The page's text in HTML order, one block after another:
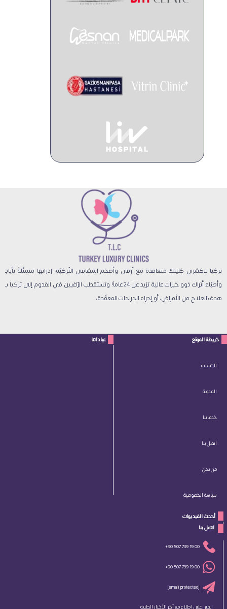
تركيا لاكشري كلينك متعاقدة مع أرقى وأضخم المشافي التّركيّة، إدراتها متمثّلةً بأيادٍ
وأطبّاء أتراك ذوو خبرات عالية تزيد عن 24 عاماً! وتستقطب الرّاغبين في القدوم إلى تركيا بـ
هدف العلاج من الأمراض، أو إجراء الجراحات المعقّدة،
خريطة الموقع
الرئيسية
المدونة
خدماتنا
اتصل بنا
من نحن
سياسة الخصوصية
عياداتنا
أحدث الفيديوات
اتصل بنا
+90 507 739 19 00
+90 507 739 19 00
[email protected]
ابقى على اطلاع مع آخر الأخبار الطبية